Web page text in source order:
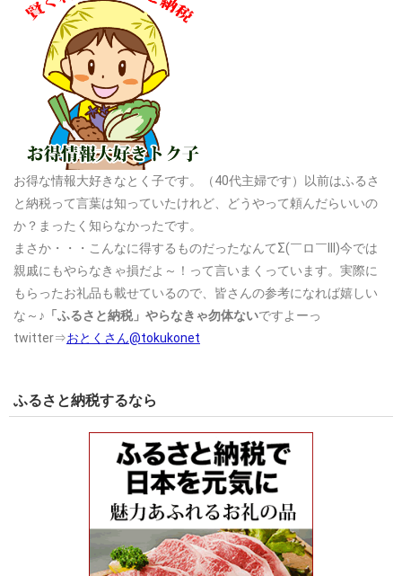
お得な情報大好きなとく子です。（40代主婦です）以前はふるさ
と納税って言葉は知っていたけれど、どうやって頼んだらいいの
か？まったく知らなかったです。
まさか・・・こんなに得するものだったなんてΣ(￣ロ￣lll)今では
親戚にもやらなきゃ損だよ～！って言いまくっています。実際に
もらったお礼品も載せているので、皆さんの参考になれば嬉しい
な～♪ 「ふるさと納税」やらなきゃ勿体ないですよーっ
twitter⇒おとくさん@tokukonet
ふるさと納税するなら